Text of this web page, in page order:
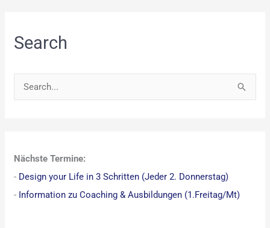
Search
e
n
n
Nächste Termine:
- Design your Life in 3 Schritten (Jeder 2. Donnerstag)
- Information zu Coaching & Ausbildungen (1.Freitag/Mt)